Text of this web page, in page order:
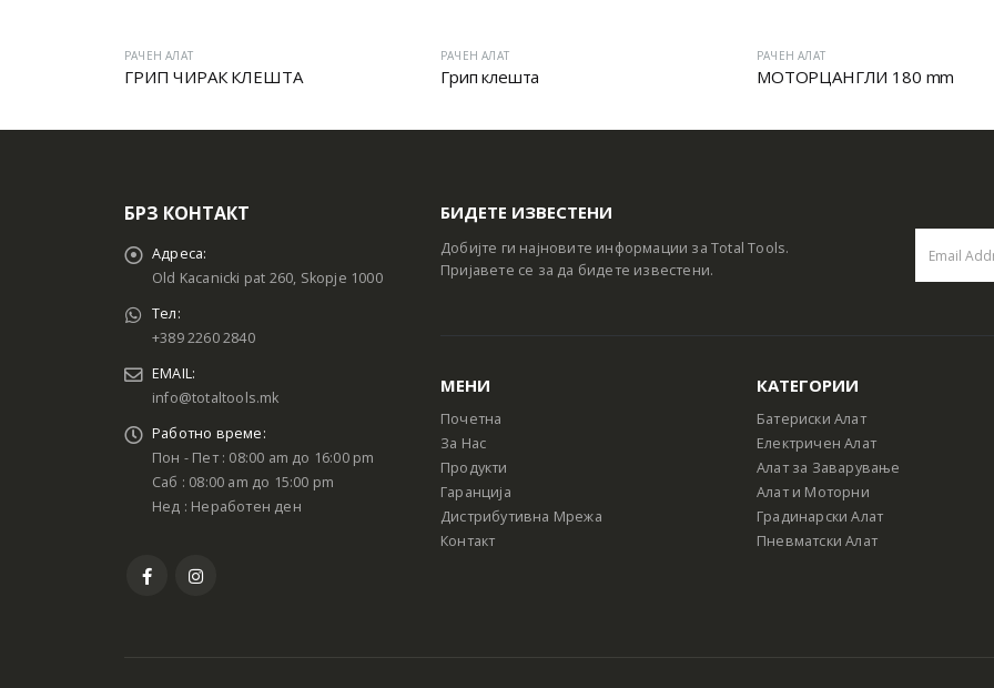
РАЧЕН АЛАТ
ГРИП ЧИРАК КЛЕШТА
РАЧЕН АЛАТ
Грип клешта
РАЧЕН АЛАТ
МОТОРЦАНГЛИ 180 mm
БРЗ КОНТАКТ
Адреса:
Old Kacanicki pat 260, Skopje 1000
Тел:
+389 2260 2840
EMAIL:
info@totaltools.mk
Работно време:
Пон - Пет : 08:00 am до 16:00 pm
Саб : 08:00 am до 15:00 pm
Нед : Неработен ден
БИДЕТЕ ИЗВЕСТЕНИ
Добијте ги најновите информации за Total Tools.
Пријавете се за да бидете известени.
МЕНИ
Почетна
За Нас
Продукти
Гаранција
Дистрибутивна Мрежа
Контакт
КАТЕГОРИИ
Батериски Алат
Електричен Алат
Алат за Заварување
Алат и Моторни
Градинарски Алат
Пневматски Алат